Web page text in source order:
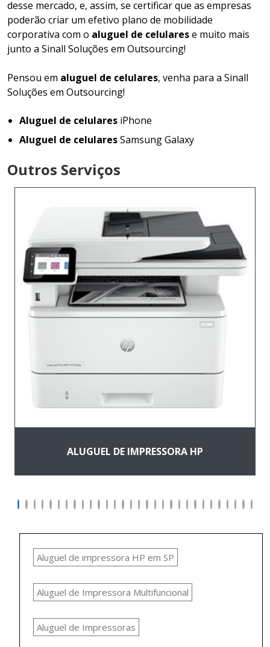
desse mercado, e, assim, se certificar que as empresas
poderão criar um efetivo plano de mobilidade
corporativa com o aluguel de celularese muito mais
junto a Sinall Soluções em Outsourcing!
Pensou em aluguel de celulares, venha para a Sinall
Soluções em Outsourcing!
Aluguel de celulares iPhone
Aluguel de celularesSamsung Galaxy
Outros Serviços
ALUGUEL DE IMPRESSORA HP
Aluguel de impressora HP em SP
Aluguel de Impressora Multifuncional
Aluguel de Impressoras